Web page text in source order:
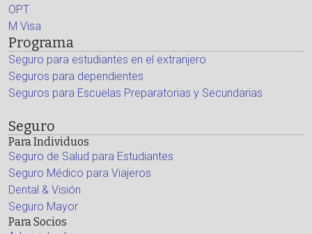
OPT
M Visa
Programa
Seguro para estudiantes en el extranjero
Seguros para dependientes
Seguros para Escuelas Preparatorias y Secundarias
Seguro
Para Individuos
Seguro de Salud para Estudiantes
Seguro Médico para Viajeros
Dental & Visión
Seguro Mayor
Para Socios